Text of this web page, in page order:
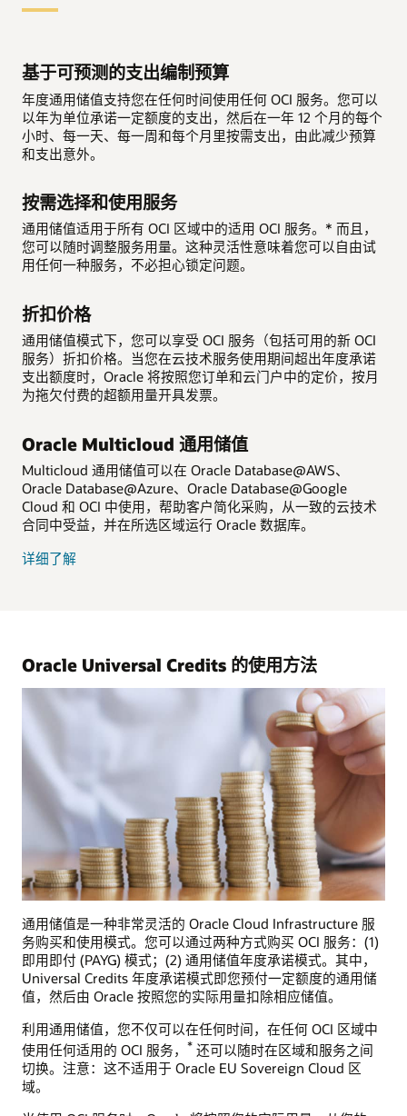
基于可预测的支出编制预算
年度通用储值支持您在任何时间使用任何 OCI 服务。您可以
以年为单位承诺一定额度的支出，然后在一年 12 个月的每个
小时、每一天、每一周和每个月里按需支出，由此减少预算
和支出意外。
按需选择和使用服务
通用储值适用于所有 OCI 区域中的适用 OCI 服务。* 而且，
您可以随时调整服务用量。这种灵活性意味着您可以自由试
用任何一种服务，不必担心锁定问题。
折扣价格
通用储值模式下，您可以享受 OCI 服务（包括可用的新 OCI
服务）折扣价格。当您在云技术服务使用期间超出年度承诺
支出额度时，Oracle 将按照您订单和云门户中的定价，按月
为拖欠付费的超额用量开具发票。
Oracle Multicloud 通用储值
Multicloud 通用储值可以在 Oracle Database@AWS、
Oracle Database@Azure、Oracle Database@Google
Cloud 和 OCI 中使用，帮助客户简化采购，从一致的云技术
合同中受益，并在所选区域运行 Oracle 数据库。
详细了解
Oracle Universal Credits 的使用方法
通用储值是一种非常灵活的 Oracle Cloud Infrastructure 服
务购买和使用模式。您可以通过两种方式购买 OCI 服务：(1)
即用即付 (PAYG) 模式；(2) 通用储值年度承诺模式。其中，
Universal Credits 年度承诺模式即您预付一定额度的通用储
值，然后由 Oracle 按照您的实际用量扣除相应储值。
利用通用储值，您不仅可以在任何时间，在任何 OCI 区域中
使用任何适用的 OCI 服务，
* 还可以随时在区域和服务之间
切换。注意：这不适用于 Oracle EU Sovereign Cloud 区
域。